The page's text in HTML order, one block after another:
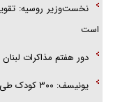
نخست‌وزیر روسیه:‌
است
دور هفتم مذاکرات
یونیسف: ۳۰۰ کودک طی ۳۰۰ روز آتش بس در غزه به شهادت رسیده اند